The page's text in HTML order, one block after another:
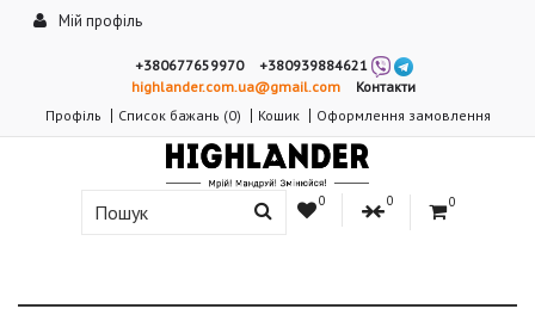
Мій профіль
+380677659970
+380939884621
highlander.com.ua@gmail.com
Контакти
Профіль
Список бажань (0) Кошик Оформлення замовлення
0 0 0